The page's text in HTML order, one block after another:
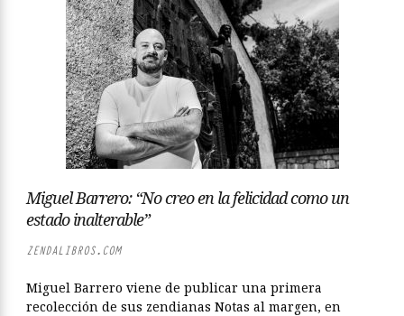
Miguel Barrero: “No creo en la felicidad como un
estado inalterable”
ZENDALIBROS.COM
Miguel Barrero viene de publicar una primera
recolección de sus zendianas Notas al margen, en